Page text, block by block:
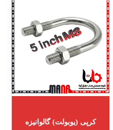
کرپی (یوبولت) گالوانیزه